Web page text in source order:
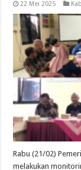
22 Mei 2025
Rabu (21/02)
melakukan